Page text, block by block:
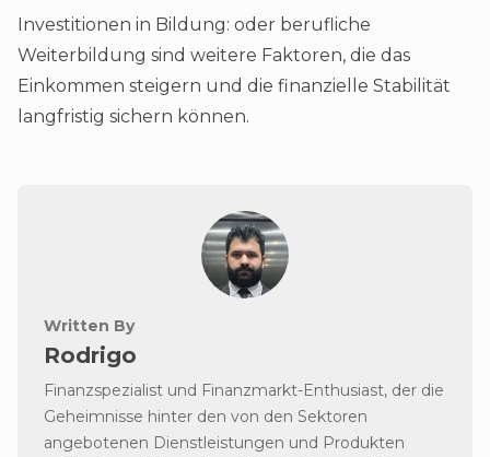
Investitionen in Bildung: oder berufliche
Weiterbildung sind weitere Faktoren, die das
Einkommen steigern und die finanzielle Stabilität
langfristig sichern können.
Written By
Rodrigo
Finanzspezialist und Finanzmarkt-Enthusiast, der die
Geheimnisse hinter den von den Sektoren
angebotenen Dienstleistungen und Produkten